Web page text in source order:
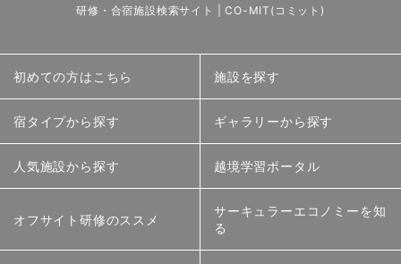
研修・合宿施設検索サイト | CO-MIT(コミット)
初めての方はこちら 施設を探す
宿タイプから探す ギャラリーから探す
人気施設から探す 越境学習ポータル
オフサイト研修のススメ
サーキュラーエコノミーを知
る